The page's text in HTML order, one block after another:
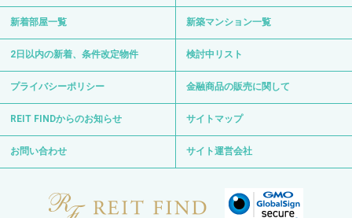
新着部屋一覧 新築マンション一覧
2日以内の新着、条件改定物件 検討中リスト
プライバシーポリシー 金融商品の販売に関して
REIT FINDからのお知らせ サイトマップ
お問い合わせ サイト運営会社